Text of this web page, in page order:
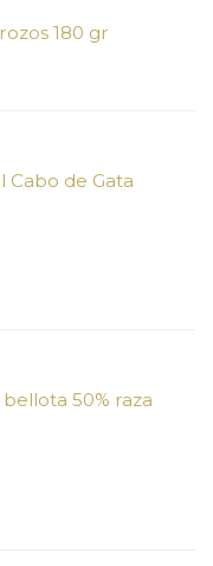
180 gr
Cabo de Gata
50% raza